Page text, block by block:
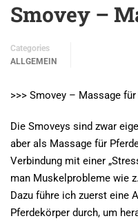
Smovey –
Categories
ALLGEMEIN
>>> Smovey – Massage für
Die Smoveys sind zwar
aber als Massage für
Verbindung mit einer
man Muskelprobleme wie
Dazu führe ich zuerst eine
Pferdekörper durch, um